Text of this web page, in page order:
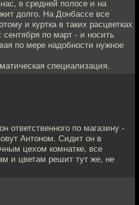
в средней полосе и на
долго. На Донбассе все
и куртка в таких расцветках
по март - и носить
по мере надобности нужное
специализация.
ответственного по магазину -
Антоном. Сидит он в
цехом комнатке, все
и цветам решит тут же, не